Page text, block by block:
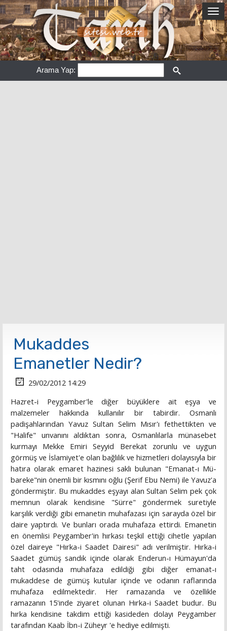
Arama Yap:
Mukaddes
Emanetler Nedir?
29/02/2012 14:29
Hazret-i Peygamber'le diğer büyüklere ait eşya ve
malzemeler hakkında kullanılır bir tabirdir. Osmanlı
padişahlarından Yavuz Sultan Selim Mısır'ı fethettikten ve
"Halife" unvanını aldıktan sonra, Osmanlılarla münasebet
kurmayı Mekke Emiri Seyyid Berekat zorunlu ve uygun
görmüş ve İslamiyet'e olan bağlılık ve hizmetleri dolayısıyla bir
hatıra olarak emaret hazinesi saklı bulunan "Emanat-ı Mü-
bareke"nin önemli bir kısmını oğlu (Şerif Ebu Nemi) ile Yavuz'a
göndermiştir. Bu mukaddes eşyayı alan Sultan Selim pek çok
memnun olarak kendisine "Sürre" göndermek suretiyle
karşılık verdiği gibi emanetin muhafazası için sarayda özel bir
daire yaptırdı. Ve bunları orada muhafaza ettirdi. Emanetin
en önemlisi Peygamber'in hırkası teşkil ettiği cihetle yapılan
özel daireye "Hırka-i Saadet Dairesi" adı verilmiştir. Hırka-i
Saadet gümüş sandık içinde olarak Enderun-ı Hümayun'da
taht odasında muhafaza edildiği gibi diğer emanat-ı
mukaddese de gümüş kutular içinde ve odanın raflarında
muhafaza edilmektedir. Her ramazanda ve özellikle
ramazanın 15'inde ziyaret olunan Hırka-i Saadet budur. Bu
hırka kendisine takdim ettiği kasideden dolayı Peygamber
tarafından Kaab İbn-i Züheyr 'e hediye edilmişti.